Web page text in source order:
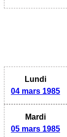
Lundi
04 mars 1985
Mardi
05 mars 1985